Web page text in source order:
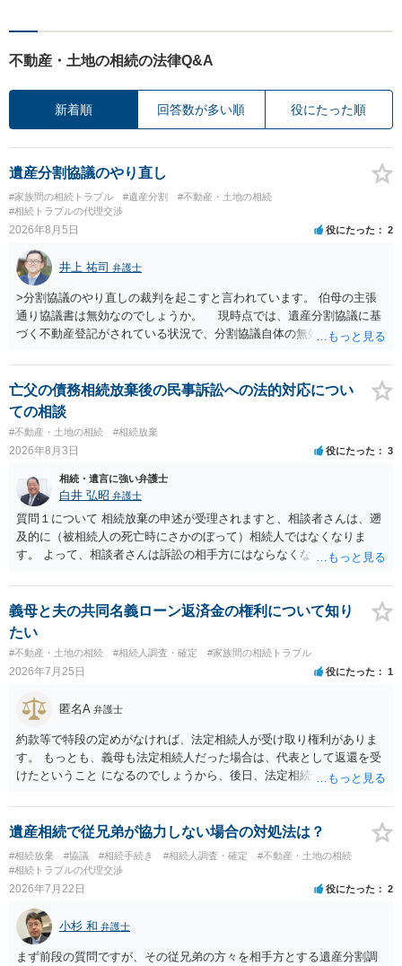
不動産・土地の相続の法律Q&A
新着順 回答数が多い順 役にたった順
遺産分割協議のやり直し
#家族間の相続トラブル #遺産分割
#不動産・土地の相続
#相続トラブルの代理交渉
2026年8月5日 役にたった 2
井上 祐司 弁護士
>分割協議のやり直しの裁判を起こすと言われています。 伯母の主張
通り協議書は無効なのでしょうか。 現時点では、遺産分割協議に基
づく不動産登記がされている状況で、分割協議自体の無効を裁判所が
方の訴訟の主張及び立証次第ですが、 ・御祖母様の認知能力に関する
医師の意見書、筆跡鑑定 が提出されればその効力が否定される可能性
はありますが、 ・伯母様自身が分割協議に加わっていること ・御祖母
様の意に反する遺産分割協議を行う実益が誰にあったかの立証が困難
であること からすると、実際に遺産分割協議の効力が否定される可能
性はそれほど高くない（立証のハードルは非常に高い）ということが
言えると思います。
亡父の債務相続放棄後の民事訴訟への法的対応につい
ての相談
#不動産・土地の相続 #相続放棄
2026年8月3日 役にたった 3
相続・遺言に強い弁護士
白井 弘昭 弁護士
質問１について 相続放棄の申述が受理されますと、相談者さんは、遡
及的に（被相続人の死亡時にさかのぼって）相続人ではなくなりま
す。 よって、相談者さんは訴訟の相手方にはならなくなるので（明け
理証明を家庭裁判所で取得し、コピーを答弁書に添えて裁判所に提出
してください。 質問２について 請求棄却を求める答弁書を提出すれ
ば、第１回期日は出席する必要がありません。その日は差支え（用事
があり出席できない）との記載で十分です。 質問３について 弁護士で
はないので、ｍｉｎｔｓでの提出の必要は無いと思います。郵送（期
限までに届けばよい）で十分です。 詳細は、書面記載の裁判所書記官
にお問い合わせください。 以上、ご参考まで。
義母と夫の共同名義ローン返済金の権利について知り
たい
#不動産・土地の相続 #相続人調査・確定 #家族間の相続トラブル
2026年7月25日 役にたった 1
匿名A 弁護士
約款等で特段の定めがなければ、法定相続人が受け取り権利がありま
す。 もっとも、義母も法定相続人だった場合は、代表として返還を受
けたということ になるのでしょうから、後日、法定相続分に基づいて
遺産相続で従兄弟が協力しない場合の対処法は？
#相続放棄 #協議 #相続手続き #相続人調査・確定
#不動産・土地の相続
#相続トラブルの代理交渉
2026年7月22日 役にたった 2
小杉 和 弁護士
まず前段の質問ですが、その従兄弟の方々を相手方とする遺産分割調